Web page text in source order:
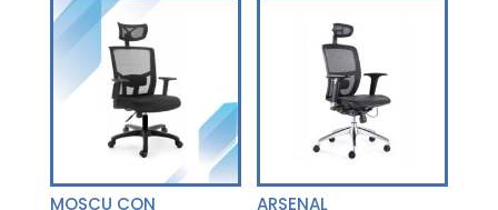
MOSCU CON ARSENAL